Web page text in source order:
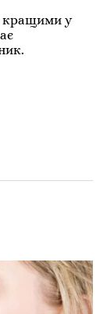
кращими у